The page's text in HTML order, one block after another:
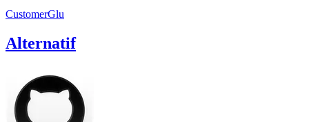
CustomerGlu
Alternatif